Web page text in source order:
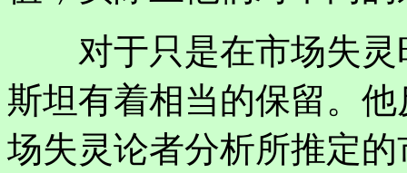
对于只是在市场失灵
斯坦有着相当的保留。
场失灵论者分析所推定